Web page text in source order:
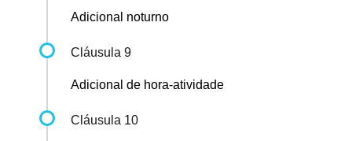
Adicional noturno
Cláusula 9
Adicional de hora-atividade
Cláusula 10